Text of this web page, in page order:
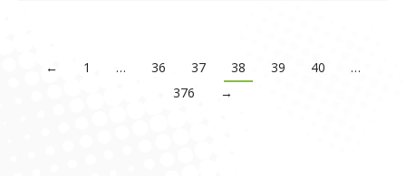
← 1 … 36 37 38 39 40
…
376
→